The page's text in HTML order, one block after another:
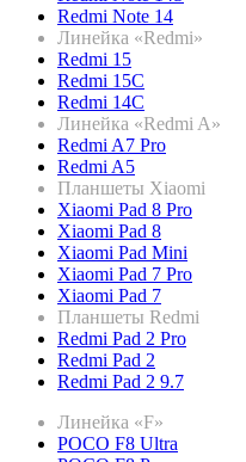
Redmi Note 14
Линейка «Redmi»
Redmi 15
Redmi 15C
Redmi 14C
Линейка «Redmi A»
Redmi A7 Pro
Redmi A5
Планшеты Xiaomi
Xiaomi Pad 8 Pro
Xiaomi Pad 8
Xiaomi Pad Mini
Xiaomi Pad 7 Pro
Xiaomi Pad 7
Планшеты Redmi
Redmi Pad 2 Pro
Redmi Pad 2
Redmi Pad 2 9.7
Линейка «F»
POCO F8 Ultra